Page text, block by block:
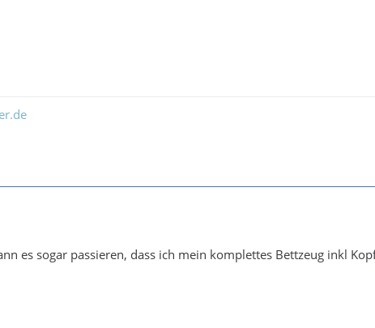
es sogar passieren, dass ich mein komplettes Bettzeug inkl